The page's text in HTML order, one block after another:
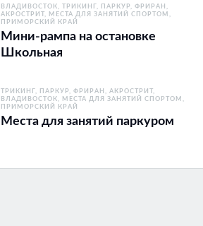
ВЛАДИВОСТОК
ТРИКИНГ, ПАРКУР, ФРИРАН,
АКРОСТРИТ
МЕСТА ДЛЯ ЗАНЯТИЙ СПОРТОМ
ПРИМОРСКИЙ КРАЙ
Мини-рампа на остановке
Школьная
ТРИКИНГ, ПАРКУР, ФРИРАН, АКРОСТРИТ
ВЛАДИВОСТОК
МЕСТА ДЛЯ ЗАНЯТИЙ СПОРТОМ
ПРИМОРСКИЙ КРАЙ
Места для занятий паркуром